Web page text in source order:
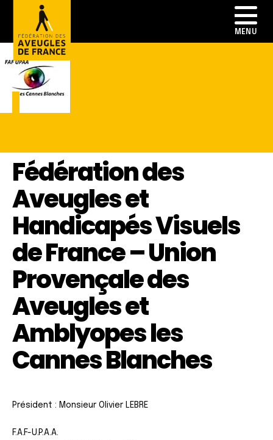
Fédération des
Aveugles et
Handicapés Visuels
de France – Union
Provençale des
Aveugles et
Amblyopes les
Cannes Blanches
Président : Monsieur Olivier LEBRE
F.A.F-U.P.A.A.